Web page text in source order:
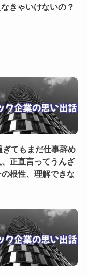
きゃいけないの？
ぎてもまだ仕事辞め
正直言ってうんざ
の根性、理解できな